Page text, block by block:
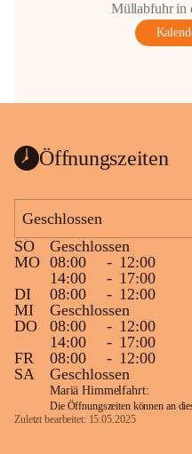
Müllabfuhr in
Öffnungszeiten
Geschlossen
SO
Geschlossen
MO 08:00 - 12:00
14:00
- 17:00
DI
08:00 - 12:00
MI
Geschlossen
DO
08:00 - 12:00
14:00
- 17:00
FR
08:00 - 12:00
SA
Geschlossen
Mariä Himmelfahrt:
Die Öffnungszeiten können an
Zuletzt bearbeitet: 15.05.2025